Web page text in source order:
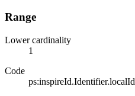
Range
Lower cardinality
1
Code
ps:inspireId.Identifier.localId